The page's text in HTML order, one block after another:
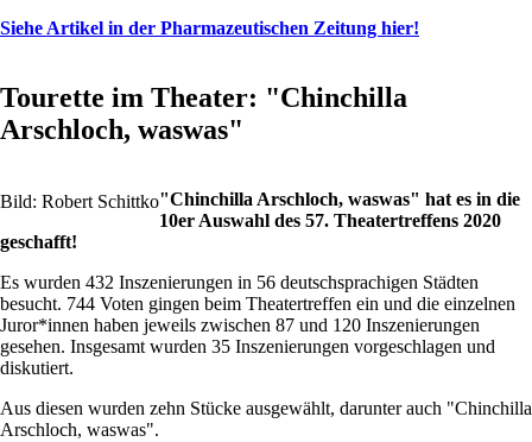
Siehe Artikel in der Pharmazeutischen Zeitung hier!
Tourette im Theater: "Chinchilla
Arschloch, waswas"
Bild: Robert Schittko"Chinchilla Arschloch, waswas" hat es in die
10er Auswahl des 57. Theatertreffens 2020
geschafft!
Es wurden 432 Inszenierungen in 56 deutschsprachigen Städten
besucht. 744 Voten gingen beim Theatertreffen ein und die einzelnen
Juror*innen haben jeweils zwischen 87 und 120 Inszenierungen
gesehen. Insgesamt wurden 35 Inszenierungen vorgeschlagen und
diskutiert.
Aus diesen wurden zehn Stücke ausgewählt, darunter auch "Chinchilla
Arschloch, waswas".